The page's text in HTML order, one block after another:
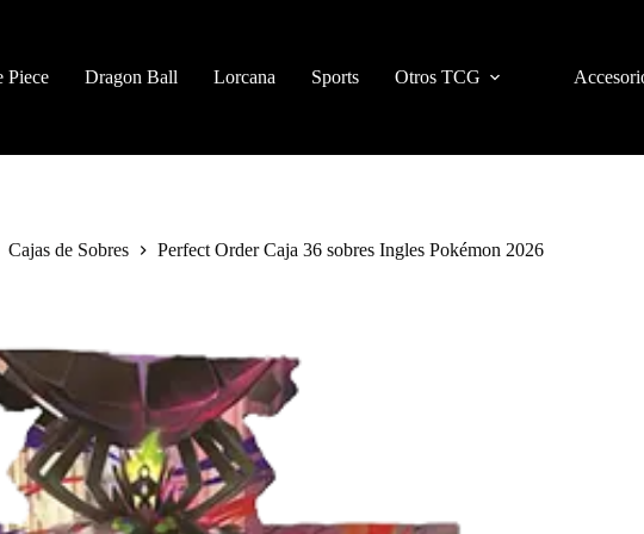
Piece Dragon Ball Lorcana Sports Otros TCG
Cajas de Sobres Perfect Order Caja 36 sobres Ingles Pokémon 2026